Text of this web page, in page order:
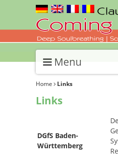
Menu
Home Links
Links
DGfS Baden-
Württemberg